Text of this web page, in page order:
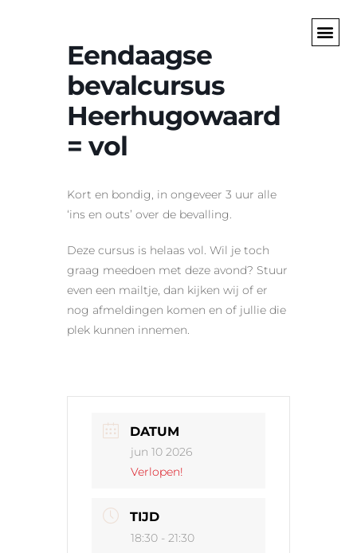
Eendaagse
bevalcursus
Heerhugowaard
= vol
Kort en bondig, in ongeveer 3 uur alle
‘ins en outs’ over de bevalling.
Deze cursus is helaas vol. Wil je toch
graag meedoen met deze avond? Stuur
even een mailtje, dan kijken wij of er
nog afmeldingen komen en of jullie die
plek kunnen innemen.
DATUM
jun 10 2026
Verlopen!
TIJD
18:30 - 21:30